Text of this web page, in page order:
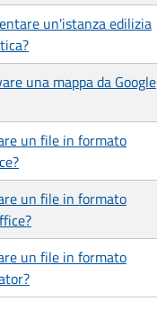
un'istanza edilizia
una mappa da Google
un file in formato
un file in formato
un file in formato